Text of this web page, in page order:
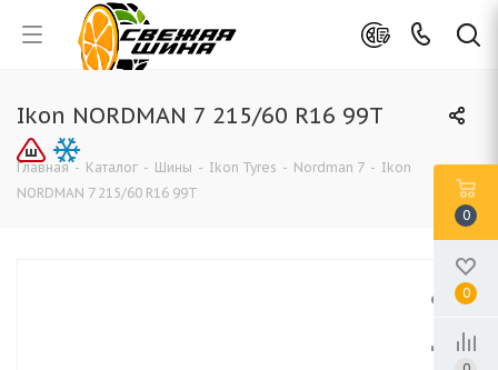
Ikon NORDMAN 7 215/60 R16 99T
Главная - Каталог - Шины - Ikon Tyres - Nordman 7 - Ikon
NORDMAN 7 215/60 R16 99T
0
0